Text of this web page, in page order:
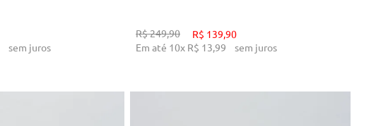
sem juros
R$249,90 R$ 139,90
Em até 10x R$ 13,99 sem juros